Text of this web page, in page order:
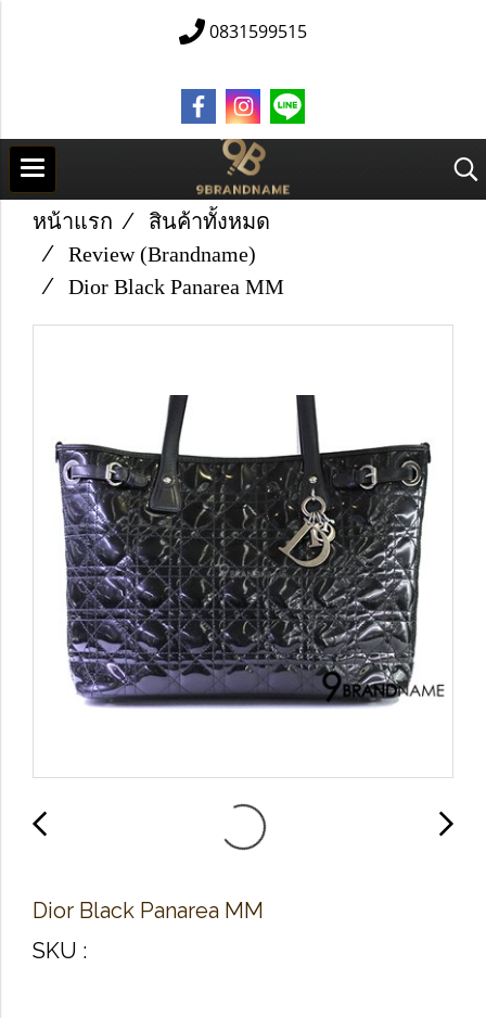
0831599515
หน้าแรก
สินค้าทั้งหมด
Review (Brandname)
Dior Black Panarea MM
Dior Black Panarea MM
SKU :